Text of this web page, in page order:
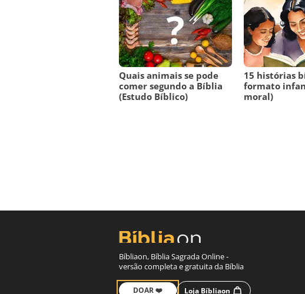
Quais animais se pode
comer segundo a Bíblia
(Estudo Bíblico)
15 histórias
formato
moral)
Bíbliaon, Bíblia Sagrada Online -
versão completa e gratuita da Bíblia
DOAR ❤️ Loja Bíbliaon